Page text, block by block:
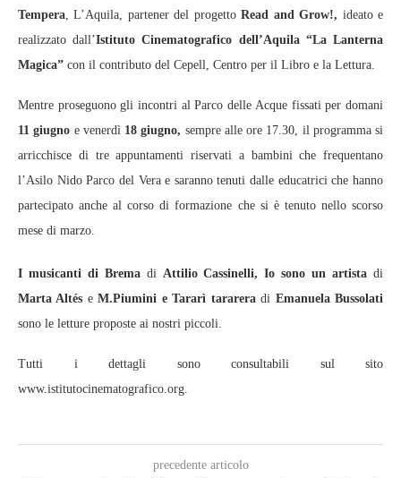
Tempera, L’Aquila, partener del progettoRead and Grow!, ideato e
realizzato dall’Istituto Cinematografico dell’Aquila “La Lanterna
Magica” con il contributo del Cepell, Centro per il Libro e la Lettura.
Mentre proseguono gli incontri al Parco delle Acque fissati per domani
11 giugno e venerdì18 giugno, sempre alle ore 17.30, il programma si
arricchisce di tre appuntamenti riservati a bambini che frequentano
l’Asilo Nido Parco del Vera e saranno tenuti dalle educatrici che hanno
partecipato anche al corso di formazione che si è tenuto nello scorso
mese di marzo.
I musicanti di Bremadi Attilio Cassinelli, Io sono un artista di
Marta Altés eM.Piumini e Tararì tarareradi Emanuela Bussolati
sono le letture proposte ai nostri piccoli.
Tutti i dettagli sono consultabili sul sito
www.istitutocinematografico.org.
precedente articolo